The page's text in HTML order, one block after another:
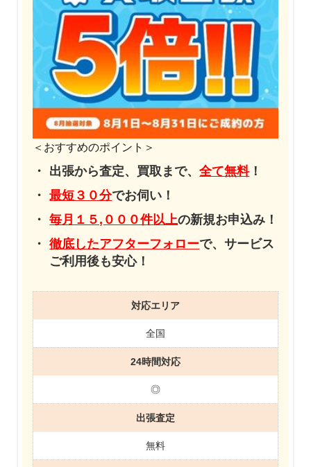
＜おすすめのポイント＞
出張から査定、買取まで、全て無料！
最短３０分でお伺い！
毎月１５,０００件以上の新規お申込み！
徹底したアフターフォローで、サービス
ご利用後も安心！
対応エリア
全国
24時間対応
◎
出張査定
無料